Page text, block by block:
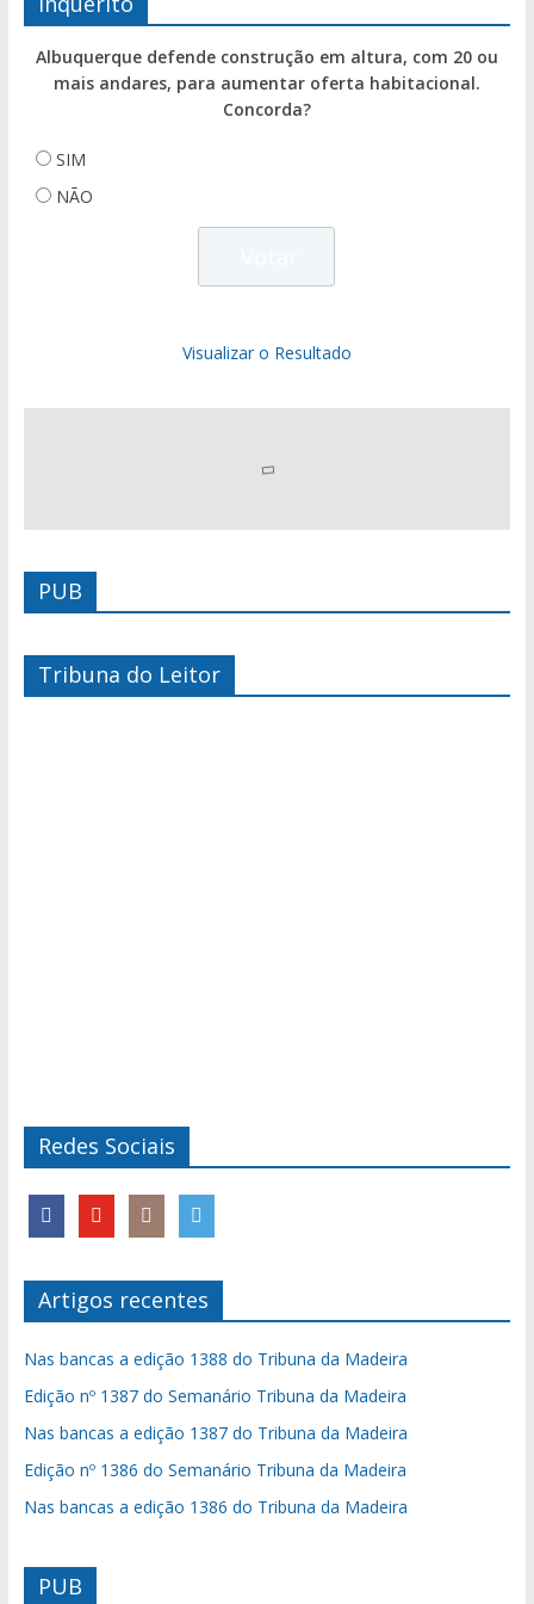
Albuquerque defende construção em altura, com 20 ou
mais andares, para aumentar oferta habitacional.
Concorda?
SIM
NÃO
Visualizar o Resultado
PUB
Tribuna do Leitor
Redes Sociais
Artigos recentes
Nas bancas a edição 1388 do Tribuna da Madeira
Edição nº 1387 do Semanário Tribuna da Madeira
Nas bancas a edição 1387 do Tribuna da Madeira
Edição nº 1386 do Semanário Tribuna da Madeira
Nas bancas a edição 1386 do Tribuna da Madeira
PUB